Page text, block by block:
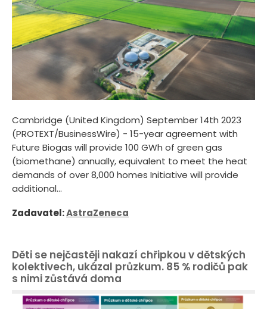
Cambridge (United Kingdom) September 14th 2023
(PROTEXT/BusinessWire) - 15-year agreement with
Future Biogas will provide 100 GWh of green gas
(biomethane) annually, equivalent to meet the heat
demands of over 8,000 homes Initiative will provide
additional...
Zadavatel:AstraZeneca
Děti se nejčastěji nakazí chřipkou v dětských
kolektivech, ukázal průzkum. 85 % rodičů pak
s nimi zůstává doma